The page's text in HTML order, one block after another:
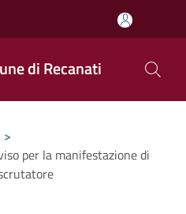
di Recanati
>
per la manifestazione di